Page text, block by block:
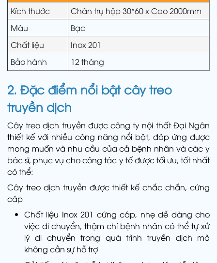
Kích thước
Chân trụ hộp 30*60 x Cao 2000mm
Màu
Bạc
Chất liệu
Inox 201
Bảo hành
12 tháng
2. Đặc điểm nổi bật cây treo
truyền dịch
Cây treo dịch truyền được công ty nội thất Đại Ngân
thiết kế với nhiều công năng nổi bật, đáp ứng được
mong muốn và nhu cầu của cả bệnh nhân và các y
bác sĩ, phục vụ cho công tác y tế được tối ưu, tốt nhất
có thể:
Cây treo dịch truyền được thiết kế chắc chắn, cứng
cáp
Chất liệu Inox 201 cứng cáp, nhẹ dễ dàng cho
việc di chuyển, thậm chí bệnh nhân có thể tự xử
lý di chuyển trong quá trình truyền dịch mà
không cần sự hỗ trợ